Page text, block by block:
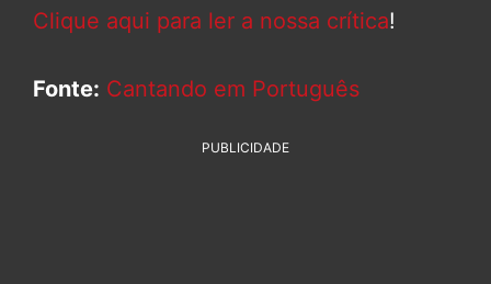
Clique aqui para ler a nossa crítica!
Fonte: Cantando em Português
PUBLICIDADE